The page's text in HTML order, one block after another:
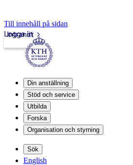
Till innehåll på sidan
Intranät
Logga in
Din anställning
Stöd och service
Utbilda
Forska
Organisation och styrning
Sök
English